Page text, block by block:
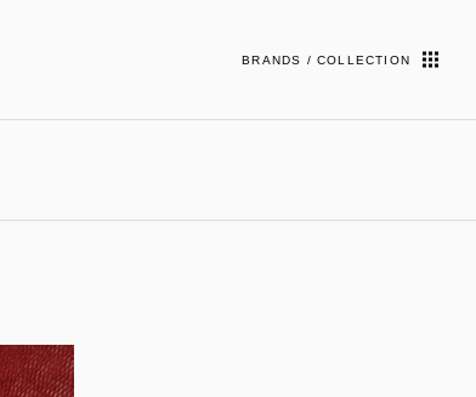
BRANDS / COLLECTION